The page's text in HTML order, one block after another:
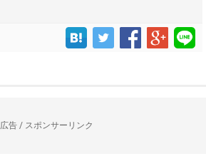
広告 / スポンサーリンク